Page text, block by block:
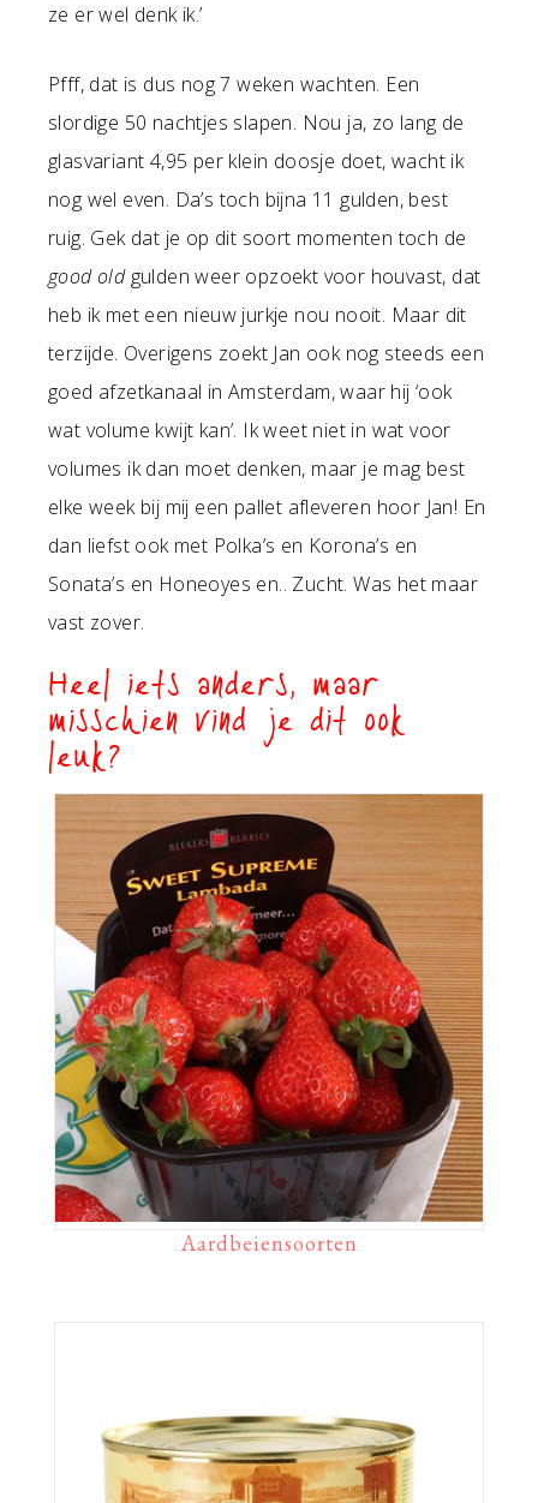
ze er wel denk ik.’
Pfff, dat is dus nog 7 weken wachten. Een
slordige 50 nachtjes slapen. Nou ja, zo lang de
glasvariant 4,95 per klein doosje doet, wacht ik
nog wel even. Da’s toch bijna 11 gulden, best
ruig. Gek dat je op dit soort momenten toch de
good oldgulden weer opzoekt voor houvast, dat
heb ik met een nieuw jurkje nou nooit. Maar dit
terzijde. Overigens zoekt Jan ook nog steeds een
goed afzetkanaal in Amsterdam, waar hij ‘ook
wat volume kwijt kan’. Ik weet niet in wat voor
volumes ik dan moet denken, maar je mag best
elke week bij mij een pallet afleveren hoor Jan! En
dan liefst ook met Polka’s en Korona’s en
Sonata’s en Honeoyes en.. Zucht. Was het maar
vast zover.
Heel iets anders, maar
misschien vind je dit ook
leuk?
Aardbeiensoorten